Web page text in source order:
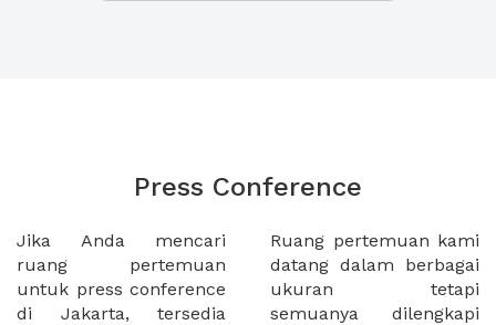
Press Conference
Jika Anda mencari
ruang pertemuan
untuk press conference
di Jakarta, tersedia
Ruang pertemuan kami
datang dalam berbagai
ukuran tetapi
semuanya dilengkapi